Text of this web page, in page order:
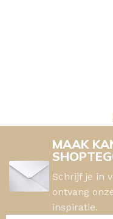
MAAK
Schrijf je in
ontvang
inspiratie.